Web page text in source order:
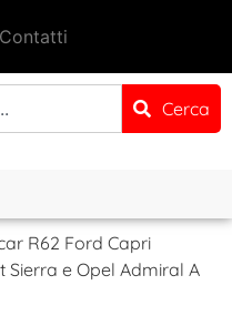
Contatti
Cerca
R62 Ford Capri
Sierra e Opel Admiral A